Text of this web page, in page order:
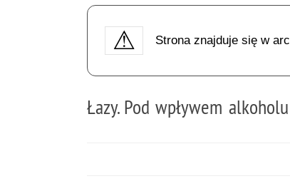
Strona znajduje się w
Łazy. Pod wpływem